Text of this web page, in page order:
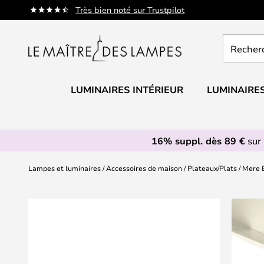
Très bien noté sur Trustpilot
Allez
au
un
LUMINAIRES INTÉRIEUR
16% suppl. dès 89 €sur
Lampes et luminaires Accessoires de maison Plateaux/Plats Mere